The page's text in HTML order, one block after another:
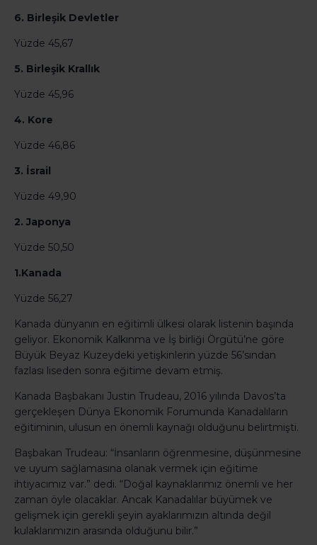
6. Birleşik Devletler
Yüzde 45,67
5. Birleşik Krallık
Yüzde 45,96
4. Kore
Yüzde 46,86
3. İsrail
Yüzde 49,90
2. Japonya
Yüzde 50,50
1.Kanada
Yüzde 56,27
Kanada dünyanın en eğitimli ülkesi olarak listenin başında
geliyor. Ekonomik Kalkınma ve İş birliği Örgütü’ne göre
Büyük Beyaz Kuzeydeki yetişkinlerin yüzde 56’sından
fazlası liseden sonra eğitime devam etmiş.
Kanada Başbakanı Justin Trudeau, 2016 yılında Davos’ta
gerçekleşen Dünya Ekonomik Forumunda Kanadalıların
eğitiminin, ulusun en önemli kaynağı olduğunu belirtmişti.
Başbakan Trudeau: “İnsanların öğrenmesine, düşünmesine
ve uyum sağlamasına olanak vermek için eğitime
ihtiyacımız var.” dedi. “Doğal kaynaklarımız önemli ve her
zaman öyle olacaklar. Ancak Kanadalılar büyümek ve
gelişmek için gerekli şeyin ayaklarımızın altında değil
kulaklarımızın arasında olduğunu bilir.”